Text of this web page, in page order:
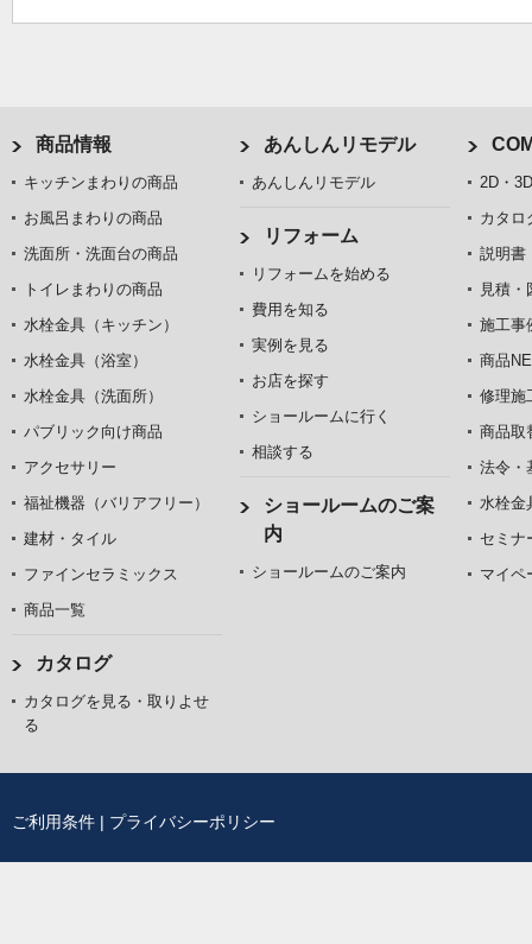
商品情報
キッチンまわりの商品
お風呂まわりの商品
洗面所・洗面台の商品
トイレまわりの商品
水栓金具（キッチン）
水栓金具（浴室）
水栓金具（洗面所）
パブリック向け商品
アクセサリー
福祉機器（バリアフリー）
建材・タイル
ファインセラミックス
商品一覧
カタログ
カタログを見る・取りよせ
る
あんしんリモデル
あんしんリモデル
リフォーム
リフォームを始める
費用を知る
実例を見る
お店を探す
ショールームに行く
相談する
ショールームのご案
内
ショールームのご案内
2D・
カタロ
説明書
見積・
施工事
商品
修理施
商品取
法令・
水栓金
セミナ
マイペ
ご利用条件 | プライバシーポリシー